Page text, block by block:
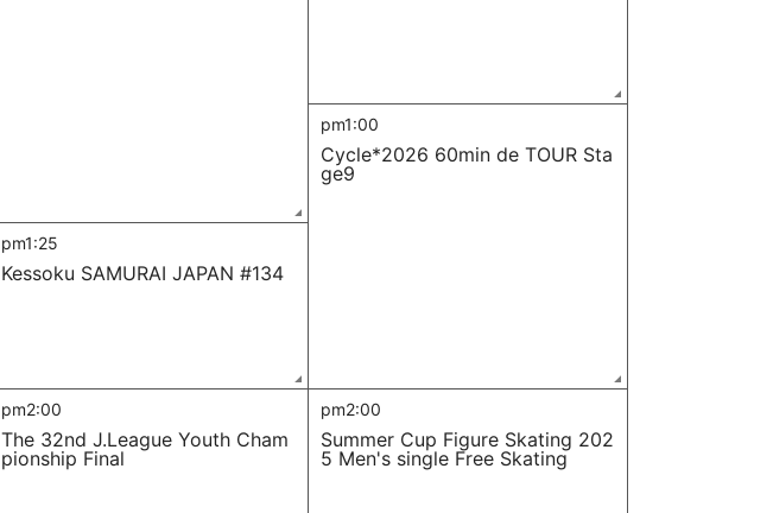
pm1:00
Cycle*2026 60min de TOUR Sta
ge9
pm1:25
Kessoku SAMURAI JAPAN #134
pm2:00
The 32nd J.League Youth Cham
pionship Final
pm2:00
Summer Cup Figure Skating 202
5 Men's single Free Skating